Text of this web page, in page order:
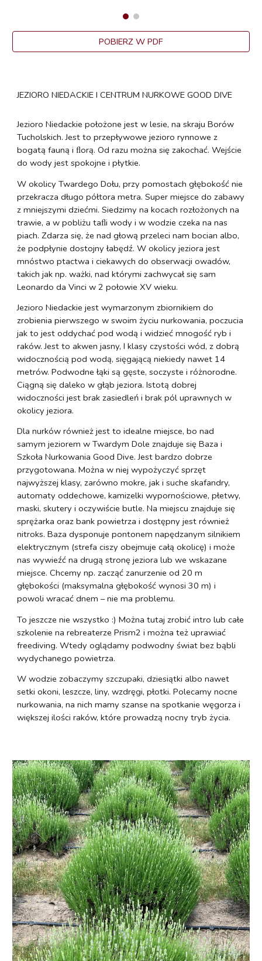
POBIERZ W PDF
JEZIORO NIEDACKIE I CENTRUM NURKOWE GOOD DIVE
Jezioro Niedackie położone jest w lesie, na skraju Borów
Tucholskich. Jest to przepływowe jezioro rynnowe z
bogatą fauną i ﬂorą. Od razu można się zakochać. Wejście
do wody jest spokojne i płytkie.
W okolicy Twardego Dołu, przy pomostach głębokość nie
przekracza długo półtora metra. Super miejsce do zabawy
z mniejszymi dziećmi. Siedzimy na kocach rozłożonych na
trawie, a w pobliżu taﬂi wody i w wodzie czeka na nas
piach. Zdarza się, że nad głową przeleci nam bocian albo,
że podpłynie dostojny łabędź. W okolicy jeziora jest
mnóstwo ptactwa i ciekawych do obserwacji owadów,
takich jak np. ważki, nad którymi zachwycał się sam
Leonardo da Vinci w 2 połowie XV wieku.
Jezioro Niedackie jest wymarzonym zbiornikiem do
zrobienia pierwszego w swoim życiu nurkowania, poczucia
jak to jest oddychać pod wodą i widzieć mnogość ryb i
raków. Jest to akwen jasny, I klasy czystości wód, z dobrą
widocznością pod wodą, sięgającą niekiedy nawet 14
metrów. Podwodne łąki są gęste, soczyste i różnorodne.
Ciągną się daleko w głąb jeziora. Istotą dobrej
widoczności jest brak zasiedleń i brak pól uprawnych w
okolicy jeziora.
Dla nurków również jest to idealne miejsce, bo nad
samym jeziorem w Twardym Dole znajduje się Baza i
Szkoła Nurkowania Good Dive. Jest bardzo dobrze
przygotowana. Można w niej wypożyczyć sprzęt
najwyższej klasy, zarówno mokre, jak i suche skafandry,
automaty oddechowe, kamizelki wypornościowe, płetwy,
maski, skutery i oczywiście butle. Na miejscu znajduje się
sprężarka oraz bank powietrza i dostępny jest również
nitroks. Baza dysponuje pontonem napędzanym silnikiem
elektrycznym (strefa ciszy obejmuje całą okolicę) i może
nas wywieźć na drugą stronę jeziora lub we wskazane
miejsce. Chcemy np. zacząć zanurzenie od 20 m
głębokości (maksymalna głębokość wynosi 30 m) i
powoli wracać dnem – nie ma problemu.
To jeszcze nie wszystko :) Można tutaj zrobić intro lub całe
szkolenie na rebreaterze Prism2 i można też uprawiać
freediving. Wtedy oglądamy podwodny świat bez bąbli
wydychanego powietrza.
W wodzie zobaczymy szczupaki, dziesiątki albo nawet
setki okoni, leszcze, liny, wzdręgi, płotki. Polecamy nocne
nurkowania, na nich mamy szanse na spotkanie węgorza i
większej ilości raków, które prowadzą nocny tryb życia.